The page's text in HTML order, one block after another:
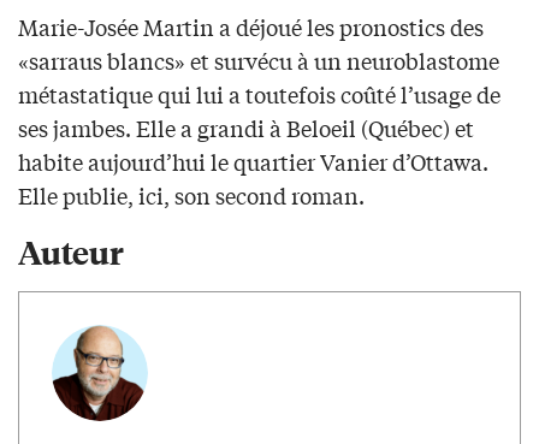
Marie-Josée Martin a déjoué les pronostics des
«sarraus blancs» et survécu à un neuroblastome
métastatique qui lui a toutefois coûté l’usage de
ses jambes. Elle a grandi à Beloeil (Québec) et
habite aujourd’hui le quartier Vanier d’Ottawa.
Elle publie, ici, son second roman.
Auteur